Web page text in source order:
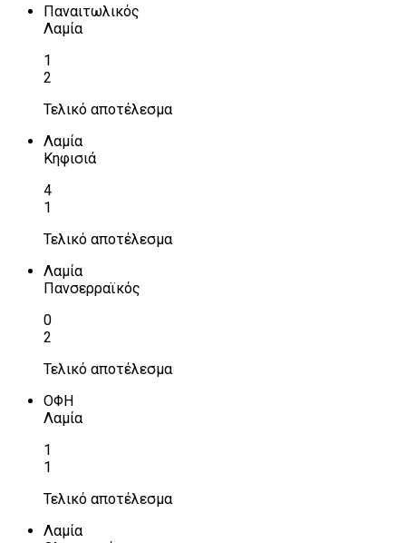
Παναιτωλικός
Λαμία
1
2
Τελικό αποτέλεσμα
Λαμία
Κηφισιά
4
1
Τελικό αποτέλεσμα
Λαμία
Πανσερραϊκός
0
2
Τελικό αποτέλεσμα
ΟΦΗ
Λαμία
1
1
Τελικό αποτέλεσμα
Λαμία